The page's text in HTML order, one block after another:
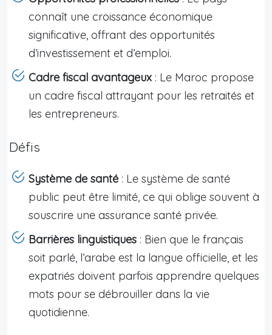
connaît une croissance économique
significative, offrant des opportunités
d’investissement et d’emploi.
Cadre fiscal avantageux : Le Maroc propose
un cadre fiscal attrayant pour les retraités et
les entrepreneurs.
Défis
Système de santé : Le système de santé
public peut être limité, ce qui oblige souvent à
souscrire une assurance santé privée.
Barrières linguistiques : Bien que le français
soit parlé, l’arabe est la langue officielle, et les
expatriés doivent parfois apprendre quelques
mots pour se débrouiller dans la vie
quotidienne.